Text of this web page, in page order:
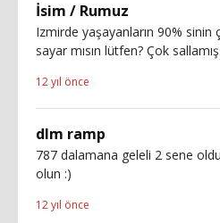
İsim / Rumuz
Izmirde yaşayanların 90% sinin
sayar mısın lütfen? Çok
12 yıl önce
dlm ramp
787 dalamana geleli 2 sene
olun :)
12 yıl önce